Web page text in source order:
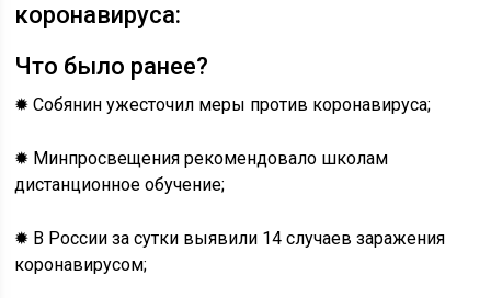
коронавируса:
Что было ранее?
✹ Собянин ужесточил меры против коронавируса;
✹ Минпросвещения рекомендовало школам
дистанционное обучение;
✹ В России за сутки выявили 14 случаев заражения
коронавирусом;